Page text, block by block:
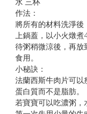
作法：
將所有的材料洗淨
上鍋蓋，以小火燉煮
待粥稍微涼後，再
食用。
小秘訣：
法蘭西斯牛肉片可
蛋白質而不是脂肪。
若寶寶可以吃濃粥，